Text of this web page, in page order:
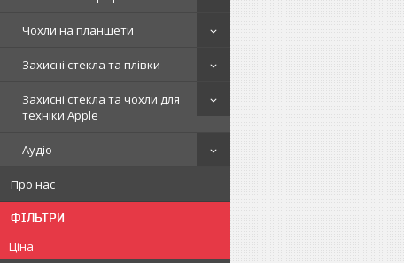
Чохли на планшети
Захисні стекла та плівки
Захисні стекла та чохли для
техніки Apple
Аудіо
Про нас
ФІЛЬТРИ
Ціна